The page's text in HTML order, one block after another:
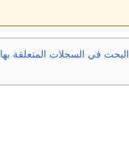
البحث في السجلات المتعلقة بها